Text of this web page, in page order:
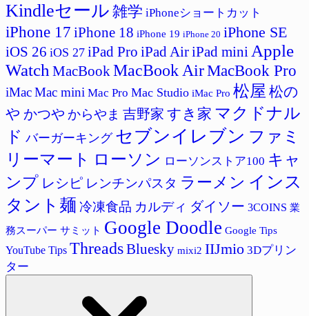
Kindleセール 雑学 iPhoneショートカット
iPhone 17 iPhone 18 iPhone 19 iPhone 20 iPhone SE
iOS 26 iOS 27 iPad Pro iPad AiriPad mini Apple
Watch MacBookMacBook AirMacBook Pro
iMacMac mini Mac Pro Mac Studio iMac Pro 松屋 松の
や かつや からやま 吉野家 すき家 マクドナル
ド バーガーキング セブンイレブン ファミ
リーマート ローソン ローソンストア100 キャ
ンプ レシピ レンチンパスタ ラーメン インス
タント麺 冷凍食品 カルディ ダイソー 3COINS 業
務スーパー サミット Google Doodle Google Tips
YouTube Tips ThreadsBluesky mixi2 IIJmio 3Dプリン
ター